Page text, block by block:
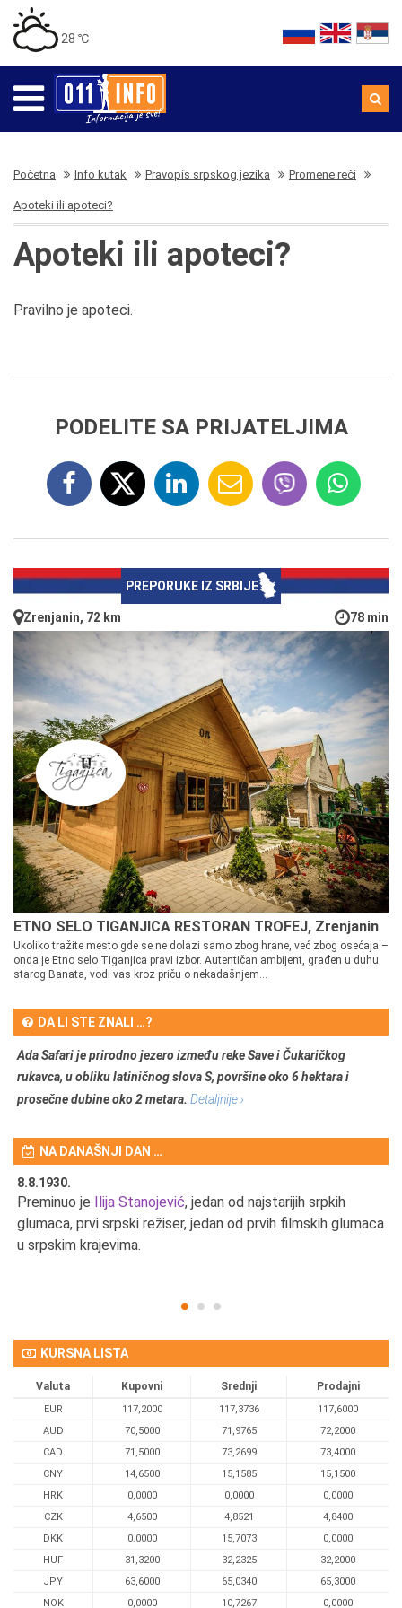
28 ℃
Početna Info kutak Pravopis srpskog jezika Promene reči
Apoteki ili apoteci?
Apoteki ili apoteci?
Pravilno je apoteci.
PODELITE SA PRIJATELJIMA
PREPORUKE IZ SRBIJE
Zrenjanin, 72 km 78 min
ETNO SELO TIGANJICA RESTORAN TROFEJ, Zrenjanin
Ukoliko tražite mesto gde se ne dolazi samo zbog hrane, već zbog osećaja –
onda je Etno selo Tiganjica pravi izbor. Autentičan ambijent, građen u duhu
starog Banata, vodi vas kroz priču o nekadašnjem...
DA LI STE ZNALI …?
Ada Safari je prirodno jezero između reke Save i Čukaričkog
rukavca, u obliku latiničnog slova S, površine oko 6 hektara i
prosečne dubine oko 2 metara. Detaljnije ›
NA DANAŠNJI DAN …
8.8.1930.
Preminuo je Ilija Stanojević, jedan od najstarijih srpkih
glumaca, prvi srpski režiser, jedan od prvih filmskih glumaca
u srpskim krajevima.
KURSNA LISTA
Valuta Kupovni Srednji Prodajni
EUR 117,2000 117,3736
117,6000
AUD
70,5000 71,9765
72,2000
CAD
71,5000 73,2699
73,4000
CNY
14,6500 15,1585
15,1500
HRK
0,0000 0,0000
0,0000
CZK
4,6500 4,8521
4,8400
DKK
0.0000 15,7073
0,0000
HUF
31,3200 32,2325
32,2000
JPY
63,6000 65,0340
65,3000
NOK
0,0000 10,7267 0,0000